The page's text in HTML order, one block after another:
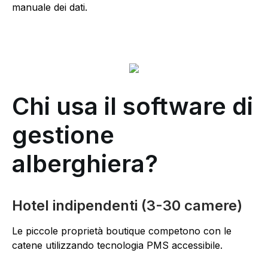
manuale dei dati.
Chi usa il software di
gestione
alberghiera?
Hotel indipendenti (3-30 camere)
Le piccole proprietà boutique competono con le
catene utilizzando tecnologia PMS accessibile.